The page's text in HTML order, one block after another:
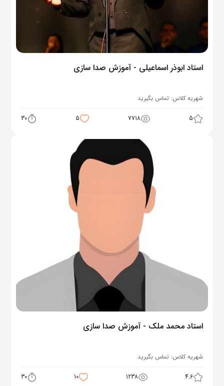
استاد ابوذر اسماعیلی - آموزش صدا سازی
شهریه کلاس: تماس بگیرید
5
7718
5
30
استاد محمد ملک - آموزش صدا سازی
شهریه کلاس: تماس بگیرید
4.6
1238
10
30